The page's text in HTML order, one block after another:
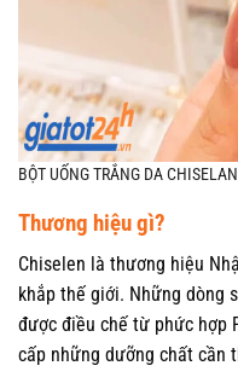
BỘT UỐNG TRẮNG DA
Thương hiệu gì?
Chiselen là thương hiệu
khắp thế giới. Những dòng
được điều chế từ phức hợp
cấp những dưỡng chất cần